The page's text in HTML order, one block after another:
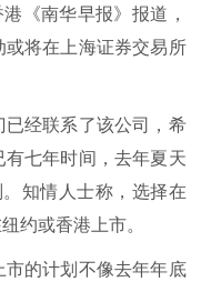
《南华早报》报道，
将在上海证券交易所
经联系了该公司，希
七年时间，去年夏天
知情人士称，选择在
约或香港上市。
的计划不像去年年底